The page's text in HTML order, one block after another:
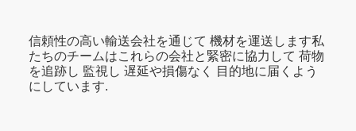
信頼性の高い輸送会社を通じて 機材を運送します私
たちのチームはこれらの会社と緊密に協力して 荷物
を追跡し 監視し 遅延や損傷なく 目的地に届くよう
にしています.